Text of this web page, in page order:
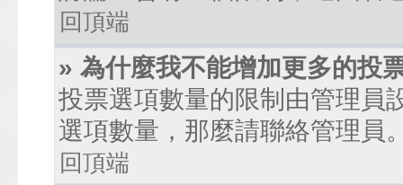
回頂端
» 為什麼我不能增加更多的投
投票選項數量的限制由管理員
選項數量，那麼請聯絡管理員
回頂端